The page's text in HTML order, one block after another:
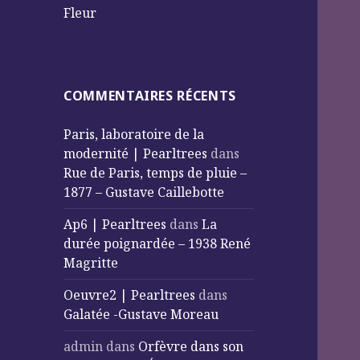
Fleur
COMMENTAIRES RÉCENTS
Paris, laboratoire de la
modernité | Pearltrees dans
Rue de Paris, temps de pluie –
1877 – Gustave Caillebotte
Ap6 | Pearltrees dansLa
durée poignardée – 1938 René
Magritte
Oeuvre2 | Pearltrees dans
Galatée -Gustave Moreau
admin dans Orfèvre dans son